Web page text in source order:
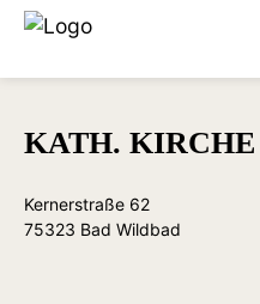
KATH. KIRCHE
Kernerstraße 62
75323 Bad Wildbad